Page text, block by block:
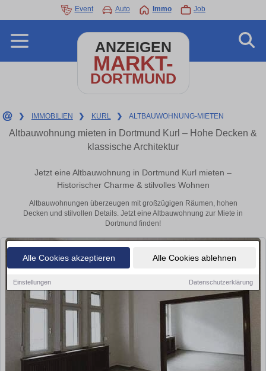
Alle Cookies akzeptieren Alle Cookies ablehnen
Einstellungen Datenschutzerklärung
Event Auto Immo Job
ANZEIGEN
MARKT-
DORTMUND
❯ IMMOBILIEN ❯ KURL ❯ ALTBAUWOHNUNG-MIETEN
Altbauwohnung mieten in Dortmund Kurl – Hohe Decken &
klassische Architektur
Jetzt eine Altbauwohnung in Dortmund Kurl mieten –
Historischer Charme & stilvolles Wohnen
Altbauwohnungen überzeugen mit großzügigen Räumen, hohen
Decken und stilvollen Details. Jetzt eine Altbauwohnung zur Miete in
Dortmund finden!